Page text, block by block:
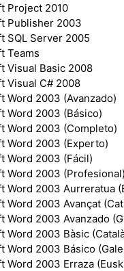
Project 2010
Publisher 2003
SQL Server 2005
Teams
Visual Basic 2008
Visual C# 2008
Word 2003 (Avanzado)
Word 2003 (Básico)
Word 2003 (Completo)
Word 2003 (Experto)
Word 2003 (Fácil)
Word 2003
Word 2003 Aurreratua
Word 2003 Avançat
Word 2003 Avanzado
Word 2003 Bàsic
Word 2003 Básico
Word 2003 Erraza